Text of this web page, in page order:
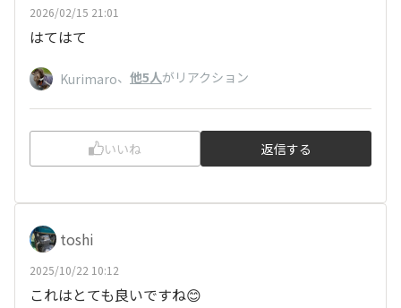
2026/02/15 21:01
はてはて
Kurimaro、 他5人がリアクション
いいね 返信する
toshi
2025/10/22 10:12
これはとても良いですね😊